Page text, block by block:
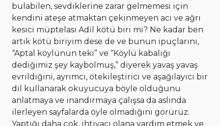
bulabilen, sevdiklerine zarar gelmemesi için
kendini ateşe atmaktan çekinmeyen acı ve ağrı
kesici müptelası Adil kötü biri mi? Ne kadar ben
artık kötü biriyim dese de ve bunun ipuçlarını,
“Aptal köylünün teki” ve “Köylü kabalığı
dediğimiz şey kaybolmuş,” diyerek yavaş yavaş
evrildiğini, ayrımcı, ötekileştirici ve aşağılayıcı bir
dil kullanarak okuyucuya böyle olduğunu
anlatmaya ve inandırmaya çalışsa da aslında
ilerleyen sayfalarda öyle olmadığını görürüz.
Yaptığı daha çok, ihtiyacı olana yardım etmek ve